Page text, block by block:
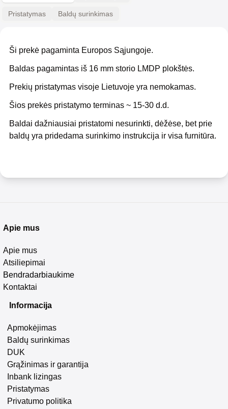
Pristatymas Baldų surinkimas
Ši prekė pagaminta Europos Sąjungoje.
Baldas pagamintas iš 16 mm storio LMDP plokštės.
Prekių pristatymas visoje Lietuvoje yra nemokamas.
Šios prekės pristatymo terminas ~ 15-30 d.d.
Baldai dažniausiai pristatomi nesurinkti, dėžėse, bet prie
baldų yra pridedama surinkimo instrukcija ir visa furnitūra.
Apie mus
Apie mus
Atsiliepimai
Bendradarbiaukime
Kontaktai
Informacija
Apmokėjimas
Baldų surinkimas
DUK
Grąžinimas ir garantija
Inbank lizingas
Pristatymas
Privatumo politika